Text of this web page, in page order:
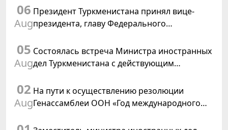
06
Aug
Президент Туркменистана принял вице-
президента, главу Федерального
Швейцарской Конфедерации
05
Aug
Состоялась встреча Министра иностранных
дел Туркменистана с действующим
02
Aug
На пути к осуществлению резолюции
Генассамблеи ООН «Год международного
Туркменистаном